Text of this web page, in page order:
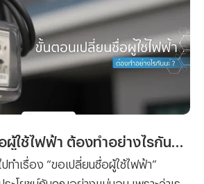
ทำเรื่อง “ขอเปลี่ยนชื่อผู้ใช้ไฟฟ้า”
ะโยชน์กับคุณอย่างแน่นอน เพราะว่าเรา